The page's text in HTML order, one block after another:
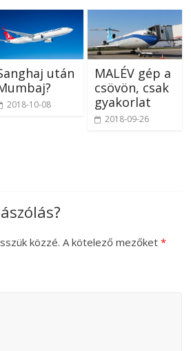
után
2018-10-08
MALÉV gép a
csövön, csak
gyakorlat
2018-09-26
közzé. A kötelező mezőket*